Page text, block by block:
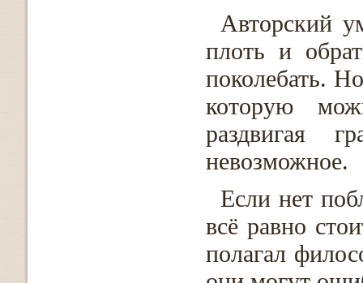
Авторский
плоть и
поколебать.
которую
раздвигая
невозможное.
Если нет
всё равно
полагал